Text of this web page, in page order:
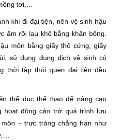
tơi,…
khi đi đại tiện, nên vệ sinh hậu
ấm rồi lau khô bằng khăn bông.
môn bằng giấy thô cứng, giấy
sử dụng dung dịch vệ sinh có
thời tập thói quen đại tiện đều
thể dục thể thao để nâng cao
hoạt động cản trở quá trình lưu
– trực tràng chẳng hạn như